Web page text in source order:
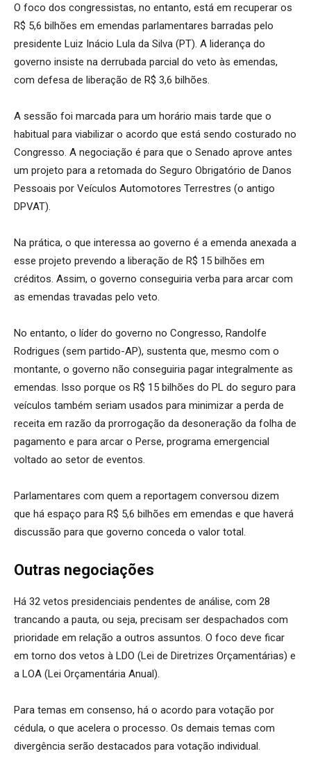
O foco dos congressistas, no entanto, está em recuperar os
R$ 5,6 bilhões em emendas parlamentares barradas pelo
presidente Luiz Inácio Lula da Silva (PT). A liderança do
governo insiste na derrubada parcial do veto às emendas,
com defesa de liberação de R$ 3,6 bilhões.
A sessão foi marcada para um horário mais tarde que o
habitual para viabilizar o acordo que está sendo costurado no
Congresso. A negociação é para que o Senado aprove antes
um projeto para a retomada do Seguro Obrigatório de Danos
Pessoais por Veículos Automotores Terrestres (o antigo
DPVAT).
Na prática, o que interessa ao governo é a emenda anexada a
esse projeto prevendo a liberação de R$ 15 bilhões em
créditos. Assim, o governo conseguiria verba para arcar com
as emendas travadas pelo veto.
No entanto, o líder do governo no Congresso, Randolfe
Rodrigues (sem partido-AP), sustenta que, mesmo com o
montante, o governo não conseguiria pagar integralmente as
emendas. Isso porque os R$ 15 bilhões do PL do seguro para
veículos também seriam usados para minimizar a perda de
receita em razão da prorrogação da desoneração da folha de
pagamento e para arcar o Perse, programa emergencial
voltado ao setor de eventos.
Parlamentares com quem a reportagem conversou dizem
que há espaço para R$ 5,6 bilhões em emendas e que haverá
discussão para que governo conceda o valor total.
Outras negociações
Há 32 vetos presidenciais pendentes de análise, com 28
trancando a pauta, ou seja, precisam ser despachados com
prioridade em relação a outros assuntos. O foco deve ficar
em torno dos vetos à LDO (Lei de Diretrizes Orçamentárias) e
a LOA (Lei Orçamentária Anual).
Para temas em consenso, há o acordo para votação por
cédula, o que acelera o processo. Os demais temas com
divergência serão destacados para votação individual.